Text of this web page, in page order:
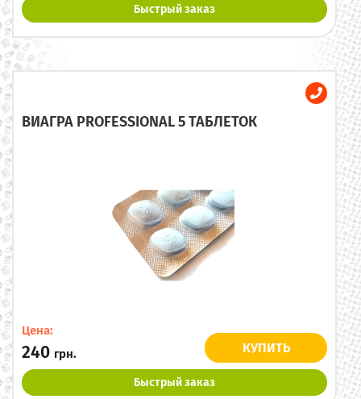
Быстрый заказ
ВИАГРА PROFESSIONAL 5 ТАБЛЕТОК
Цена:
240 грн. КУПИТЬ
Быстрый заказ